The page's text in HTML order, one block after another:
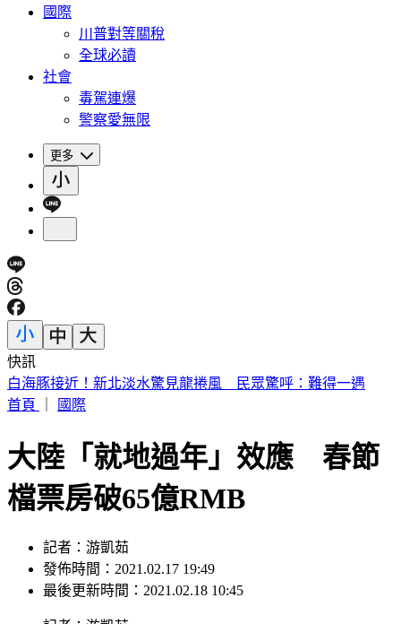
國際
川普對等關稅
全球必讀
社會
毒駕連爆
警察愛無限
更多
快訊
台中模型機「墜機」 插進民宅鐵皮遮陽棚
首頁
國際
大陸「就地過年」效應 春節
檔票房破65億RMB
記者：游凱茹
發佈時間：2021.02.17 19:49
最後更新時間：2021.02.18 10:45